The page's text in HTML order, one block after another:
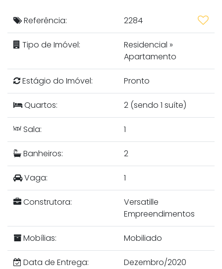
Referência: 2284
Tipo de Imóvel: Residencial »
Apartamento
Estágio do Imóvel: Pronto
Quartos: 2 (sendo 1 suíte)
Sala: 1
Banheiros: 2
Vaga: 1
Construtora:
Versatille
Empreendimentos
Mobílias: Mobiliado
Data de Entrega: Dezembro/2020